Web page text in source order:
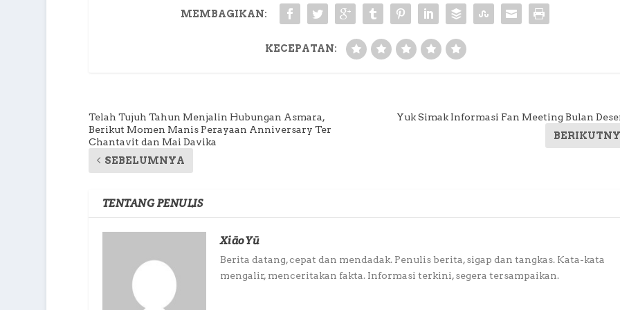
MEMBAGIKAN:
KECEPATAN:
Telah Tujuh Tahun Menjalin Hubungan Asmara,
Berikut Momen Manis Perayaan Anniversary Ter
Chantavit dan Mai Davika
SEBELUMNYA
Yuk Simak Informasi Fan Meeting Bulan
TENTANG PENULIS
XiāoYū
Berita datang, cepat dan mendadak. Penulis berita, sigap dan tangkas. Kata-kata
mengalir, menceritakan fakta. Informasi terkini, segera tersampaikan.